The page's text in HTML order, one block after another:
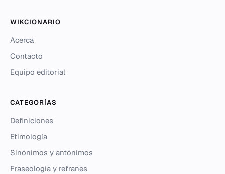
WIKCIONARIO
Acerca
Contacto
Equipo editorial
CATEGORÍAS
Definiciones
Etimología
Sinónimos y antónimos
Fraseología y refranes